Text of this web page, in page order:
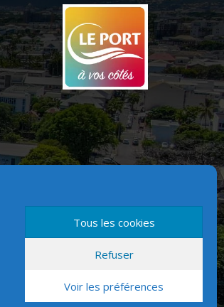
Tous les cookies
Refuser
Voir les préférences
Version mobile